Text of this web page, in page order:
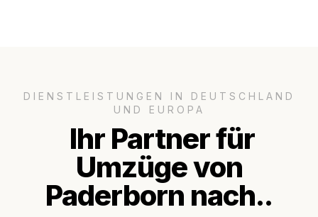
DIENSTLEISTUNGEN IN DEUTSCHLAND
UND EUROPA
Ihr Partner für
Umzüge von
Paderborn nach..